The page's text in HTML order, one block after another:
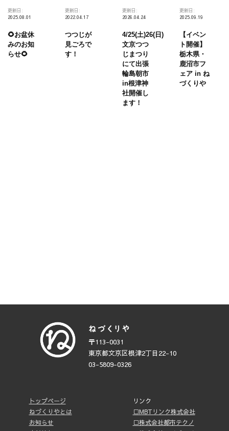
ベ
ン
ト
👴
更新日:
2025.08.01
🌻お盆休
みのお知
らせ🌻
更新日:
2022.04.17
つつじが
見ごろで
す！
更新日:
2026.04.24
4/25(土)26(日)
文京つつ
じまつり
にて出張
輪島朝市
in根津神
社開催し
ます！
更新日:
2025.09.19
【イベン
ト開催】
栃木県・
鹿沼市フ
ェア in ね
づくりや
〒113-0031
東京都文京区根津2丁目22-10
03-5809-0326
トップページ
ねづくりやとは
お知らせ
リンク
□MBTリンク株式会社
□株式会社都市テクノ